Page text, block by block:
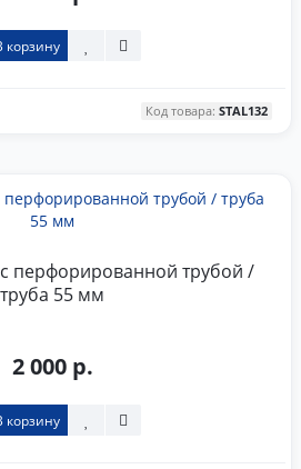
корзину
Код товара: STAL132
перфорированной трубой /
труба 55 мм
2 000 р.
корзину